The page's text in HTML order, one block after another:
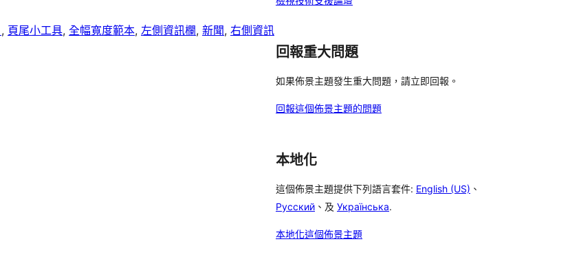
, 頁尾小工具, 全幅寬度範本, 左側資訊欄, 新聞, 右側資訊
回報重大問題
如果佈景主題發生重大問題，請立即回報。
回報這個佈景主題的問題
本地化
這個佈景主題提供下列語言套件: English (US) 、
Русский 、及 Українська.
本地化這個佈景主題